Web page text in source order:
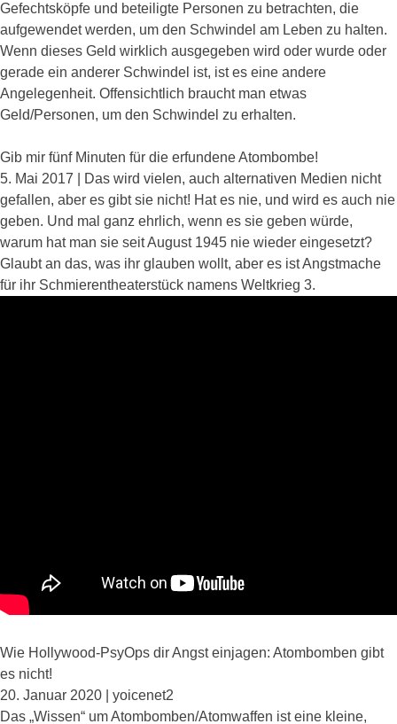
Gefechtsköpfe und beteiligte Personen zu betrachten, die
aufgewendet werden, um den Schwindel am Leben zu halten.
Wenn dieses Geld wirklich ausgegeben wird oder wurde oder
gerade ein anderer Schwindel ist, ist es eine andere
Angelegenheit. Offensichtlich braucht man etwas
Geld/Personen, um den Schwindel zu erhalten.
Gib mir fünf Minuten für die erfundene Atombombe!
5. Mai 2017 | Das wird vielen, auch alternativen Medien nicht
gefallen, aber es gibt sie nicht! Hat es nie, und wird es auch nie
geben. Und mal ganz ehrlich, wenn es sie geben würde,
warum hat man sie seit August 1945 nie wieder eingesetzt?
Glaubt an das, was ihr glauben wollt, aber es ist Angstmache
für ihr Schmierentheaterstück namens Weltkrieg 3.
Wie Hollywood-PsyOps dir Angst einjagen: Atombomben gibt
es nicht!
20. Januar 2020 | yoicenet2
Das „Wissen“ um Atombomben/Atomwaffen ist eine kleine,